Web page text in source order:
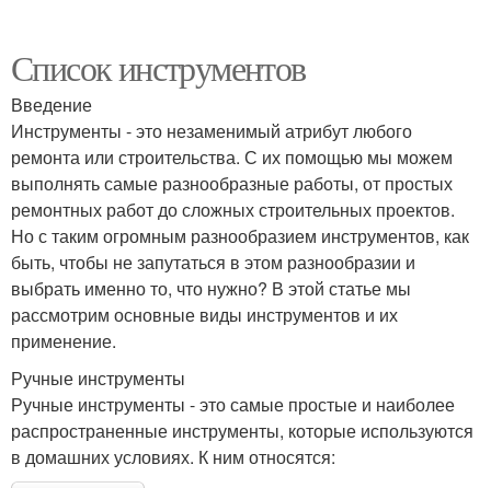
Список инструментов
Введение
Инструменты - это незаменимый атрибут любого
ремонта или строительства. С их помощью мы можем
выполнять самые разнообразные работы, от простых
ремонтных работ до сложных строительных проектов.
Но с таким огромным разнообразием инструментов, как
быть, чтобы не запутаться в этом разнообразии и
выбрать именно то, что нужно? В этой статье мы
рассмотрим основные виды инструментов и их
применение.
Ручные инструменты
Ручные инструменты - это самые простые и наиболее
распространенные инструменты, которые используются
в домашних условиях. К ним относятся: